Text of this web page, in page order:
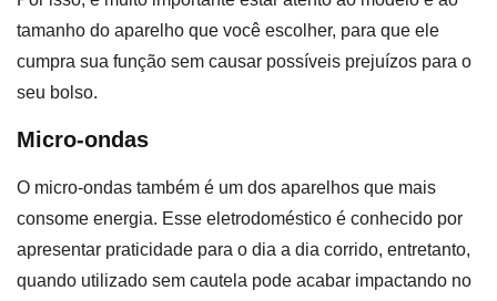
tamanho do aparelho que você escolher, para que ele
cumpra sua função sem causar possíveis prejuízos para o
seu bolso.
Micro-ondas
O micro-ondas também é um dos aparelhos que mais
consome energia. Esse eletrodoméstico é conhecido por
apresentar praticidade para o dia a dia corrido, entretanto,
quando utilizado sem cautela pode acabar impactando no